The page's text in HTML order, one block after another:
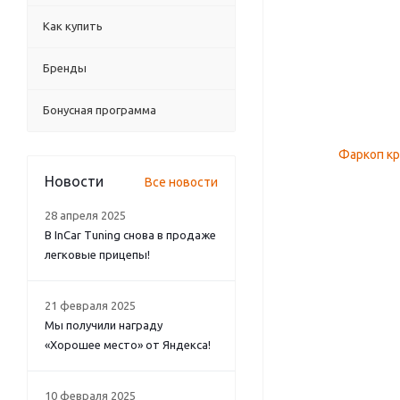
Как купить
Бренды
Бонусная программа
Новости Все новости
28 апреля 2025
В InCar Tuning снова в продаже
легковые прицепы!
21 февраля 2025
Мы получили награду
«Хорошее место» от Яндекса!
10 февраля 2025